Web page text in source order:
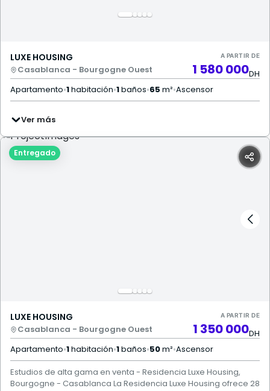
LUXE HOUSING
Casablanca - Bourgogne Ouest
A PARTIR DE
1 580 000DH
Apartamento•1habitación•1baños•65 m²•Ascensor
Ver más
Entregado
LUXE HOUSING
Casablanca - Bourgogne Ouest
A PARTIR DE
1 350 000DH
Apartamento•1habitación•1baños•50m²•Ascensor
Estudios de alta gama en venta - Residencia Luxe Housing,
Bourgogne - Casablanca La Residencia Luxe Housing ofrece 28